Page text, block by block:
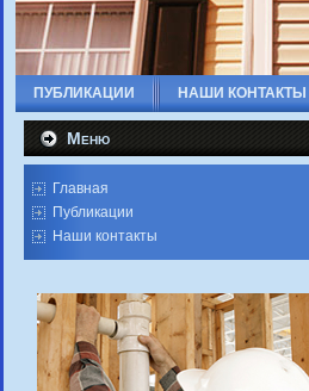
ПУБЛИКАЦИИ НАШИ КОНТАКТЫ
Меню
Главная
Публикации
Наши контакты